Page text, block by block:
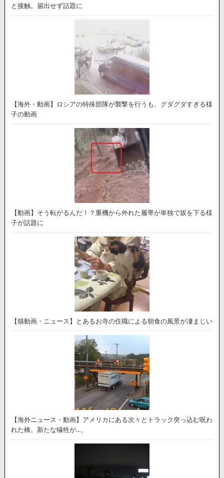
と接触。届出せず話題に
【海外・動画】ロシアの特殊部隊が襲撃を行うも、グダグダすぎる様
子の動画
【動画】そう転がるんだ！？重機から外れた履帯が単独で坂を下る様
子が話題に
【猫動画・ニュース】とあるお寺の住職による朝食の風景が凄まじい
【海外ニュース・動画】アメリカにある次々とトラック突っ込む呪わ
れた橋。新たな犠牲が…。